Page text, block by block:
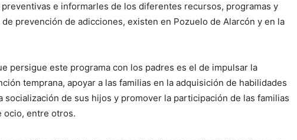
e informarles de los diferentes recursos, programas y
prevención de adicciones, existen en Pozuelo de Alarcón y en la
persigue este programa con los padres es el de impulsar la
temprana, apoyar a las familias en la adquisición de habilidades
socialización de sus hijos y promover la participación de las familias
ocio, entre otros.​​​​​​​